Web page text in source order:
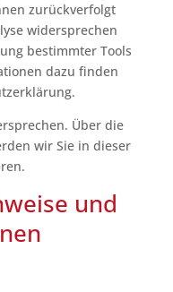
zurückverfolgt
widersprechen
bestimmter Tools
dazu finden
Über die
wir Sie in dieser
und